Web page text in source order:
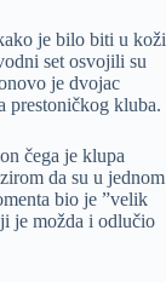
je bilo biti u koži
set osvojili su
je dvojac
prestoničkog kluba.
čega je klupa
da su u jednom
bio je ”velik
je možda i odlučio